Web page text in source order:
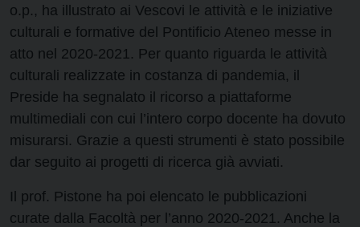
o.p., ha illustrato ai Vescovi le attività e le iniziative
culturali e formative del Pontificio Ateneo messe in
atto nel 2020-2021. Per quanto riguarda le attività
culturali realizzate in costanza di pandemia, il
Preside ha segnalato il ricorso a piattaforme
multimediali con cui l’intero corpo docente ha dovuto
misurarsi. Grazie a questi strumenti è stato possibile
dar seguito ai progetti di ricerca già avviati.
Il prof. Pistone ha poi elencato le pubblicazioni
curate dalla Facoltà per l’anno 2020-2021. Anche la